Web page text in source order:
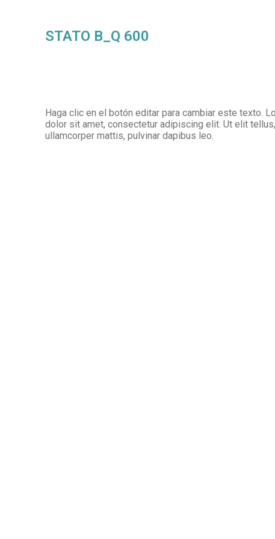
STATO B_Q 600
Haga clic en el botón editar para cambiar este texto.
dolor sit amet, consectetur adipiscing elit. Ut elit
ullamcorper mattis, pulvinar dapibus leo.